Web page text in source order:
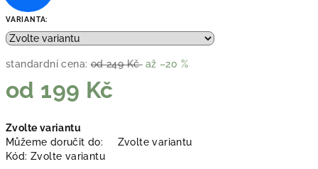
VARIANTA:
standardní cena: od 249 Kč až –20 %
od 199 Kč
cena:
Zvolte variantu
Můžeme doručit do:
Zvolte variantu
Kód: Zvolte variantu